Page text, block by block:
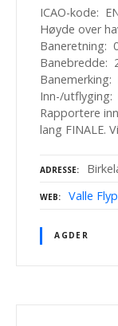
ICAO-kode:
Høyde over
Baneretning:
Banebredde:
Banemerking:
Inn-/utflyging:
Rapportere
lang FINALE.
ADRESSE
WEB Valle
AGDER